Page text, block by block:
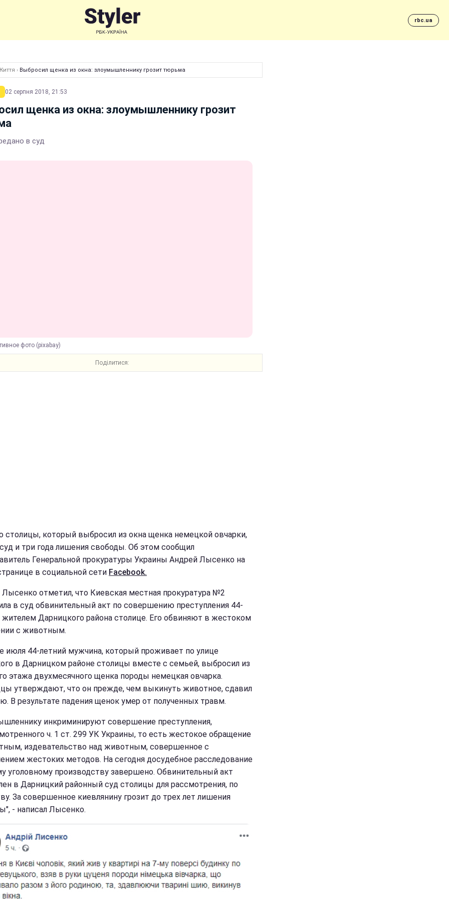
rbc.ua
› Выбросил щенка из окна: злоумышленнику грозит тюрьма
02 серпня 2018, 21:53
щенка из окна: злоумышленнику грозит
в суд
фото (pixabay)
Поділитися:
столицы, который выбросил из окна щенка немецкой овчарки,
и три года лишения свободы. Об этом сообщил
Генеральной прокуратуры Украины Андрей Лысенко на
в социальной сети Facebook.
отметил, что Киевская местная прокуратура №2
в суд обвинительный акт по совершению преступления 44-
Дарницкого района столице. Его обвиняют в жестоком
с животным.
июля 44-летний мужчина, который проживает по улице
в Дарницком районе столицы вместе с семьей, выбросил из
этажа двухмесячного щенка породы немецкая овчарка.
утверждают, что он прежде, чем выкинуть животное, сдавил
В результате падения щенок умер от полученных травм.
инкриминируют совершение преступления,
ч. 1 ст. 299 УК Украины, то есть жестокое обращение
издевательство над животным, совершенное с
жестоких методов. На сегодня досудебное расследование
уголовному производству завершено. Обвинительный акт
в Дарницкий районный суд столицы для рассмотрения, по
За совершенное киевлянину грозит до трех лет лишения
- написал Лысенко.